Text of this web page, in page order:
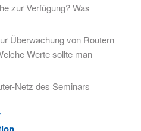
zur Verfügung? Was
Überwachung von Routern
Werte sollte man
Netz des Seminars